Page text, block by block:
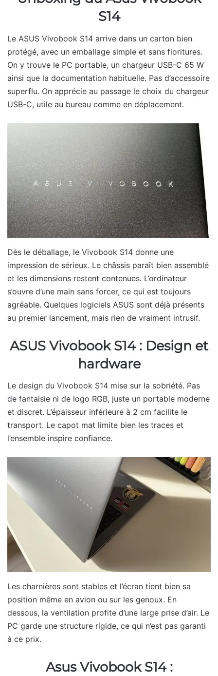
S14
Le ASUS Vivobook S14 arrive dans un carton bien
protégé, avec un emballage simple et sans fioritures.
On y trouve le PC portable, un chargeur USB-C 65 W
ainsi que la documentation habituelle. Pas d’accessoire
superflu. On apprécie au passage le choix du chargeur
USB-C, utile au bureau comme en déplacement.
Dès le déballage, le Vivobook S14 donne une
impression de sérieux. Le châssis paraît bien assemblé
et les dimensions restent contenues. L’ordinateur
s’ouvre d’une main sans forcer, ce qui est toujours
agréable. Quelques logiciels ASUS sont déjà présents
au premier lancement, mais rien de vraiment intrusif.
ASUS Vivobook S14 : Design et
hardware
Le design du Vivobook S14 mise sur la sobriété. Pas
de fantaisie ni de logo RGB, juste un portable moderne
et discret. L’épaisseur inférieure à 2 cm facilite le
transport. Le capot mat limite bien les traces et
l’ensemble inspire confiance.
Les charnières sont stables et l’écran tient bien sa
position même en avion ou sur les genoux. En
dessous, la ventilation profite d’une large prise d’air. Le
PC garde une structure rigide, ce qui n’est pas garanti
à ce prix.
Asus Vivobook S14 :